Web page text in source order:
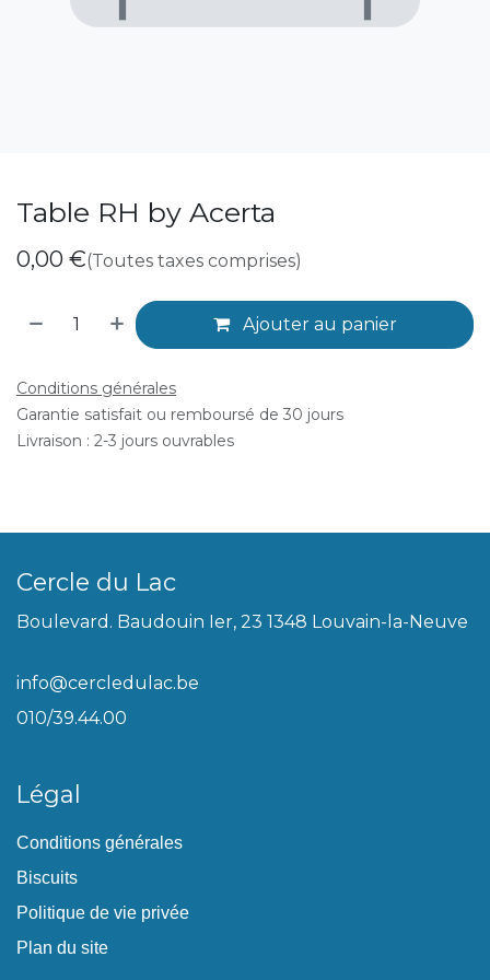
Table RH by Acerta
0,00 €(Toutes taxes comprises)
Ajouter au panier
Conditions générales
Garantie satisfait ou remboursé de 30 jours
Livraison : 2-3 jours ouvrables
Cercle du Lac
Boulevard. Baudouin Ier, 23 1348 Louvain-la-Neuve
info@cercledulac.be
010/39.44.00
Légal
Conditions générales
Biscuits
Politique de vie privée
Plan du site